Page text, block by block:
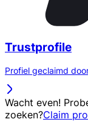
Trustprofile
Profiel geclaimd
Wacht even!
zoeken?Claim